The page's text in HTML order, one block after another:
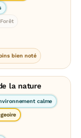
Forêt
bien noté
la nature
calme